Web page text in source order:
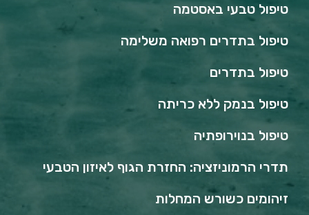
טיפול טבעי באסטמה
טיפול בתדרים רפואה משלימה
טיפול בתדרים
טיפול בנמק ללא כריתה
טיפול בנוירופתיה
תדרי הרמוניזציה: החזרת הגוף לאיזון הטבעי
זיהומים כשורש המחלות